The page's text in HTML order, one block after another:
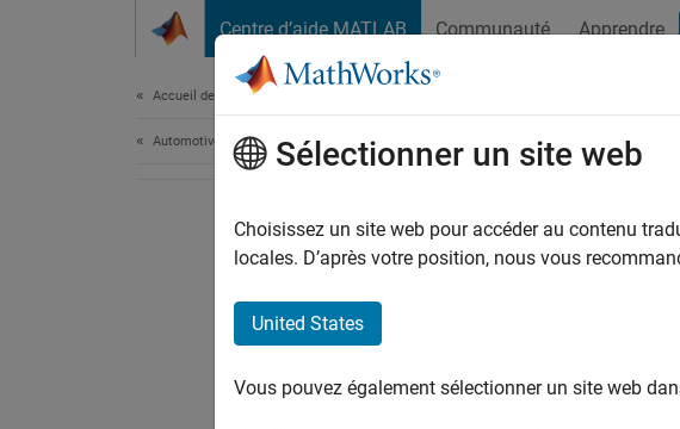
Centre d’aide MATLAB Communauté Apprendre
Accueil de la documentation
Automotive Sélectionner un site web
Choisissez un site web pour accéder au contenu
locales. D’après votre position, nous vous
United States
Vous pouvez également sélectionner un site web